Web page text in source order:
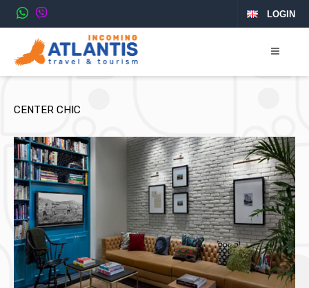
LOGIN
CENTER CHIC